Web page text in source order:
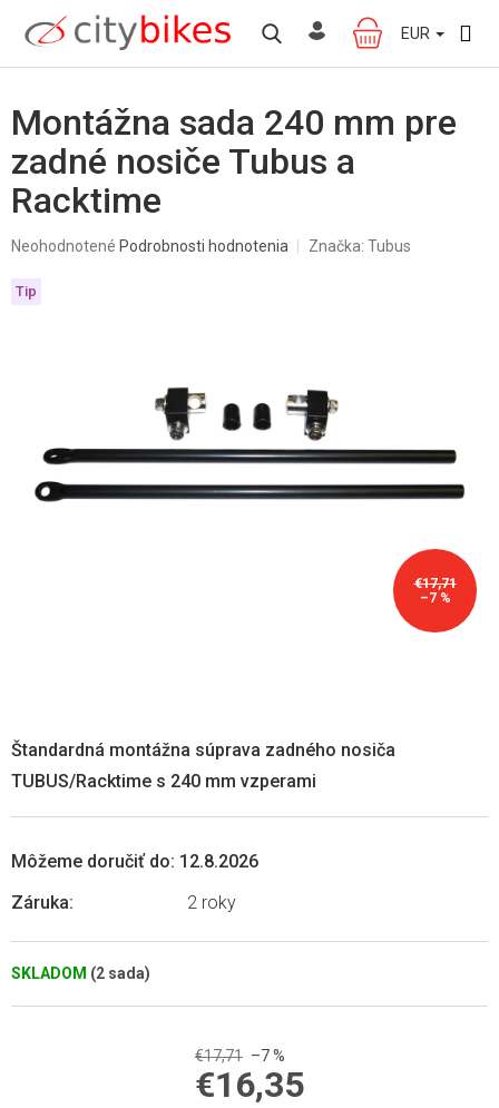
obsah
NÁKUPNÝ
KOŠÍK
EUR
Montážna sada 240 mm pre
zadné nosiče Tubus a
Racktime
Priemerné
produktu
je
Neohodnotené Podrobnosti hodnotenia Značka: Tubus
€17,71
–7 %
Tip
SKLADOM (2 sada)
Môžeme doručiť do: 12.8.2026
Záruka: 2 roky
Štandardná montážna súprava zadného nosiča
TUBUS/Racktime s 240 mm vzperami
€17,71 –7 %
€16,35